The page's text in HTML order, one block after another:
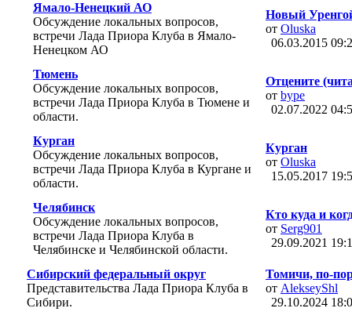
Ямало-Ненецкий АО
Обсуждение локальных вопросов,
встречи Лада Приора Клуба в Ямало-
Ненецком АО
Новый
от Oluska
06.03.2015
Тюмень
Обсуждение локальных вопросов,
встречи Лада Приора Клуба в Тюмене и
области.
Отцените
от bype
02.07.2022
Курган
Обсуждение локальных вопросов,
встречи Лада Приора Клуба в Кургане и
области.
Курган
от Oluska
15.05.2017
Челябинск
Обсуждение локальных вопросов,
встречи Лада Приора Клуба в
Челябинске и Челябинской области.
Кто куда и
от Serg901
29.09.2021
Сибирский федеральный округ
Представительства Лада Приора Клуба в
Сибири.
Томичи, по-
от AlekseyShl
29.10.2024